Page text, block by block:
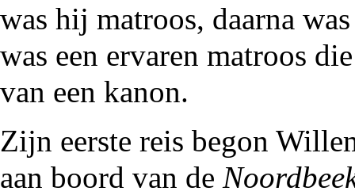
was hij matroos, daarna
was een ervaren matroos
van een kanon.
Zijn eerste reis begon
aan boord van de